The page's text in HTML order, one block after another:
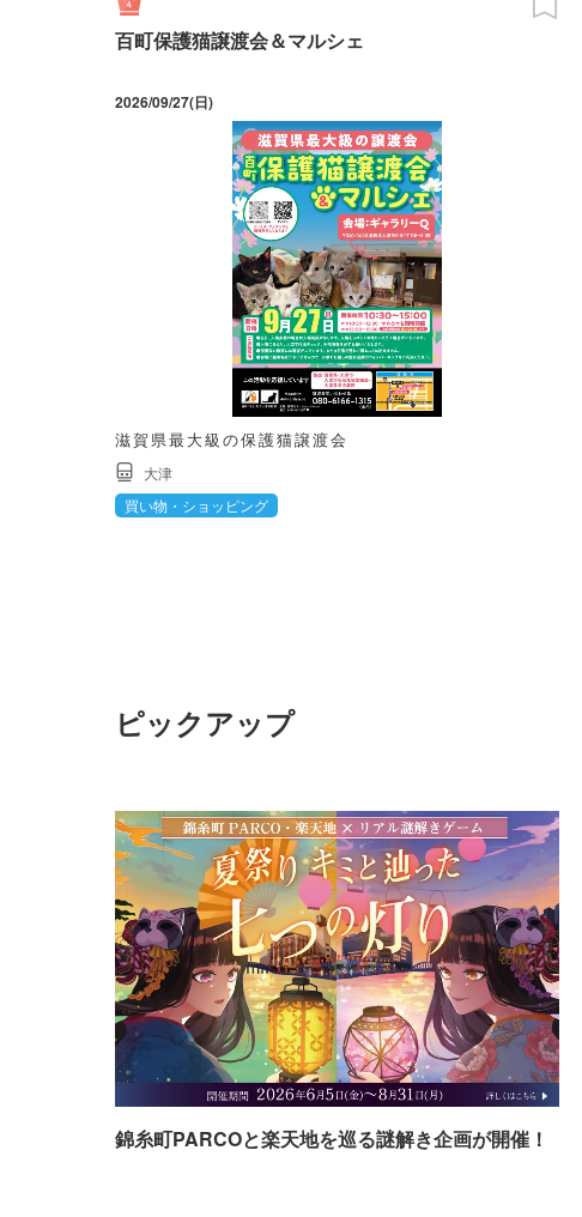
百町保護猫譲渡会＆マルシェ
2026/09/27(日)
滋賀県最大級の保護猫譲渡会
大津
買い物・ショッピング
ピックアップ
錦糸町PARCOと楽天地を巡る謎解き企画が開催！